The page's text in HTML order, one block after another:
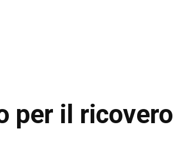
per il ricovero